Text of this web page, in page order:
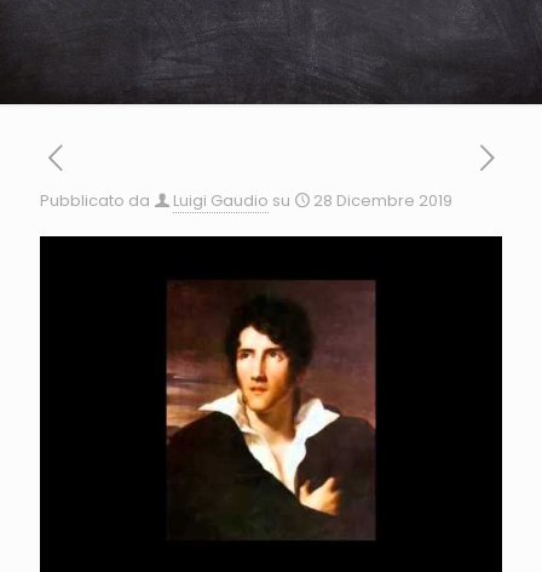
Pubblicato da Luigi Gaudio su 28 Dicembre 2019